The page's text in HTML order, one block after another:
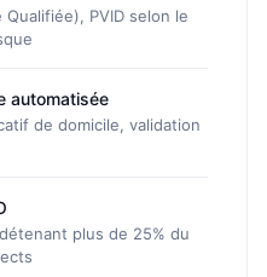
PVID selon le
automatisée
de domicile, validation
plus de 25% du